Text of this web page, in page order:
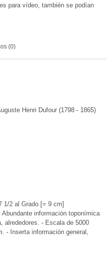
para vídeo, también se podían
(0)
Henri Dufour (1798 - 1865)
1/2 al Grado [= 9 cm]
información toponímica
alrededores. - Escala de 5000
- Inserta información general,